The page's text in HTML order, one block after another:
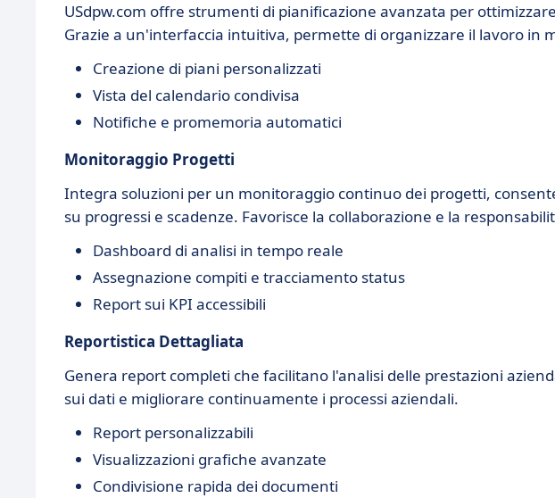
USdpw.com offre strumenti di pianificazione avanzata per
Grazie a un'interfaccia intuitiva, permette di organizzare il lavoro in
Creazione di piani personalizzati
Vista del calendario condivisa
Notifiche e promemoria automatici
Monitoraggio Progetti
Integra soluzioni per un monitoraggio continuo dei progetti,
su progressi e scadenze. Favorisce la collaborazione e la
Dashboard di analisi in tempo reale
Assegnazione compiti e tracciamento status
Report sui KPI accessibili
Reportistica Dettagliata
Genera report completi che facilitano l'analisi delle prestazioni
sui dati e migliorare continuamente i processi aziendali.
Report personalizzabili
Visualizzazioni grafiche avanzate
Condivisione rapida dei documenti